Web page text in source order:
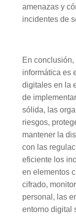
amenazas y
incidentes de
En
informática es
digitales en la
de
sólida, las
riesgos,
mantener la
con las
eficiente los
en elementos
cifrado,
personal, las
entorno digital